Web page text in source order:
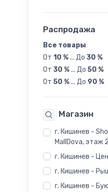
25
29
30
32
Распродажа
Все товары
От 10 %... До 30 %
От 30 %... До 50 %
От 50 %... До 90 %
Магазин
г. Кишинев -
MallDova, этаж 2
г. Кишинев -
г. Кишинев -
г. Кишинев -